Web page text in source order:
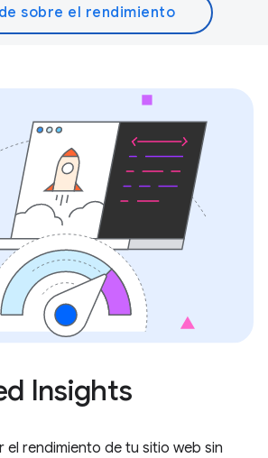
sobre el rendimiento
Insights
el rendimiento de tu sitio web sin